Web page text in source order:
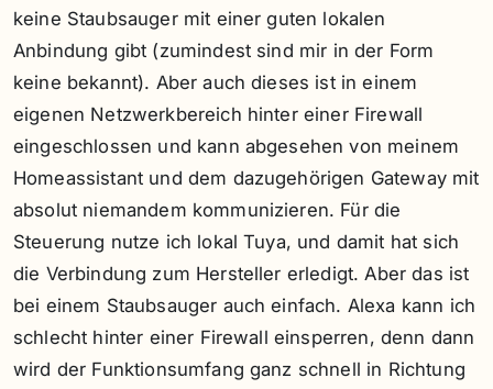
keine Staubsauger mit einer guten lokalen
Anbindung gibt (zumindest sind mir in der Form
keine bekannt). Aber auch dieses ist in einem
eigenen Netzwerkbereich hinter einer Firewall
eingeschlossen und kann abgesehen von meinem
Homeassistant und dem dazugehörigen Gateway mit
absolut niemandem kommunizieren. Für die
Steuerung nutze ich lokal Tuya, und damit hat sich
die Verbindung zum Hersteller erledigt. Aber das ist
bei einem Staubsauger auch einfach. Alexa kann ich
schlecht hinter einer Firewall einsperren, denn dann
wird der Funktionsumfang ganz schnell in Richtung